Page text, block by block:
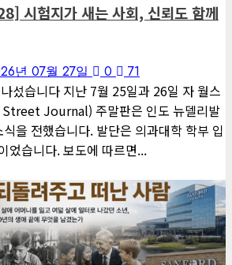
시험지가 새는 사회, 신뢰도 함께
년 07월 27일 0 71
섰습니다 지난 7월 25일과 26일 자 월스
Journal) 주말판은 인도 뉴델리발
을 전했습니다. 발단은 의과대학 학부 입
었습니다. 보도에 따르면...